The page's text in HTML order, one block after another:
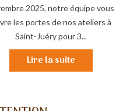
2025, notre équipe vous
les portes de nos ateliers à
Saint-Juéry pour 3...
Lire la suite